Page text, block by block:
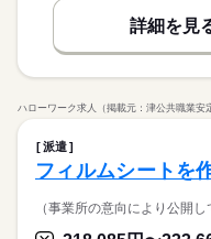
詳細を見
ハローワーク求人（掲載元：津公共職業安
派遣
フィルムシートを
（事業所の意向により公開し